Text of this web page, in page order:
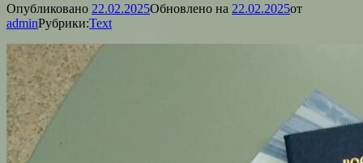
Опубликовано 22.02.2025Обновлено на 22.02.2025от
adminРубрики:Text